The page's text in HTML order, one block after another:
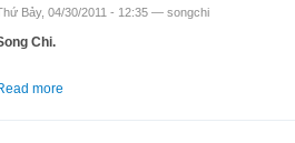
Bảy, 04/30/2011 - 12:35 — songchi
Chi.
more